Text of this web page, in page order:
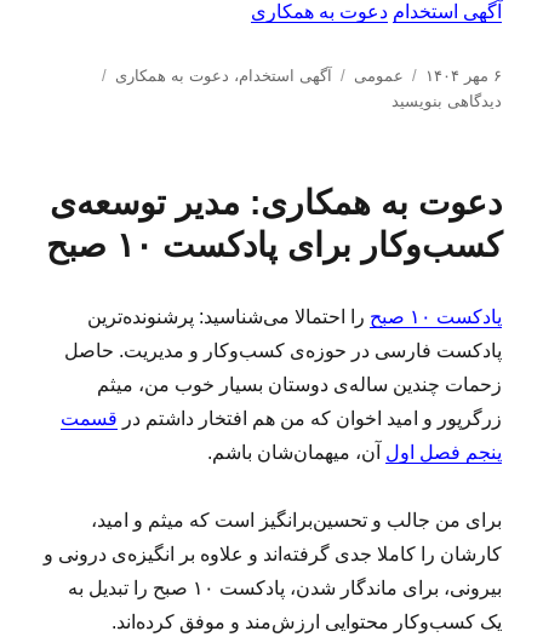
آگهی استخدام دعوت به همکاری
ا
ر
ش
د
ه
۶ مهر ۱۴۰۴
د
س
ا
عمومی
ب
ه
آگهی استخدام، دعوت به همکاری
ع
ت
ه
م
ر
ا
ر
دیدگاهی بنویسید
دعوت به همکاری: مدیر توسعه‌ی
کسب‌وکار برای پادکست ۱۰ صبح
پادکست ۱۰ صبح
را احتمالا می‌شناسید: پرشنونده‌ترین
پادکست فارسی در حوزه‌ی کسب‌وکار و مدیریت. حاصل
زحمات چندین ساله‌ی دوستان بسیار خوب من، میثم
زرگرپور و امید اخوان که من هم افتخار داشتم در قسمت
پنجم فصل اول آن، میهمان‌شان باشم.
برای من جالب و تحسین‌برانگیز است که میثم و امید،
کارشان را کاملا جدی گرفته‌اند و علاوه بر انگیزه‌ی درونی و
بیرونی، برای ماندگار شدن، پادکست ۱۰ صبح را تبدیل به
یک کسب‌وکار محتوایی ارزش‌مند و موفق کرده‌اند.